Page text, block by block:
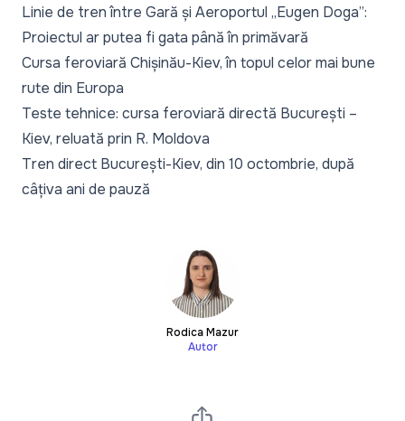
Linie de tren între Gară și Aeroportul „Eugen Doga”:
Proiectul ar putea fi gata până în primăvară
Cursa feroviară Chișinău-Kiev, în topul celor mai bune
rute din Europa
Teste tehnice: cursa feroviară directă București –
Kiev, reluată prin R. Moldova
Tren direct București-Kiev, din 10 octombrie, după
câțiva ani de pauză
Rodica Mazur
Autor